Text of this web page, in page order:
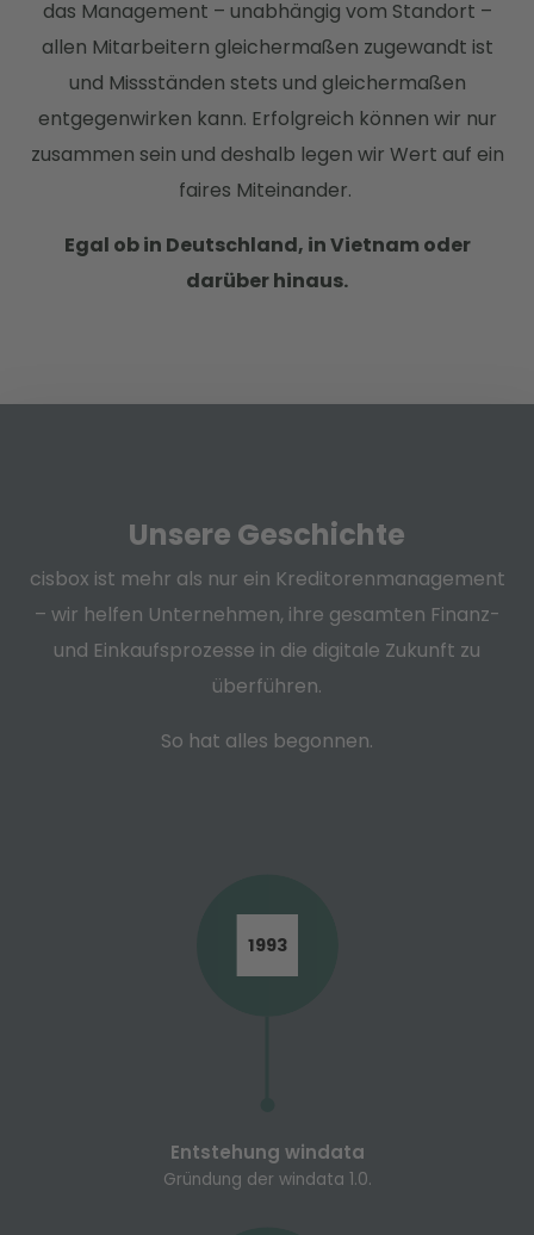
das Management – unabhängig vom Standort –
allen Mitarbeitern gleichermaßen zugewandt ist
und Missständen stets und gleichermaßen
entgegenwirken kann. Erfolgreich können wir nur
zusammen sein und deshalb legen wir Wert auf ein
faires Miteinander.
Egal ob in Deutschland, in Vietnam oder
darüber hinaus.
Unsere Geschichte
cisbox ist mehr als nur ein Kreditorenmanagement
– wir helfen Unternehmen, ihre gesamten Finanz-
und Einkaufsprozesse in die digitale Zukunft zu
überführen.
So hat alles begonnen.
1993
Entstehung windata
Gründung der windata 1.0.